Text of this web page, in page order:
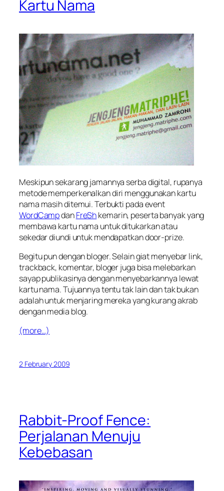
Kartu Nama
Meskipun sekarang jamannya serba digital, rupanya
metode memperkenalkan diri menggunakan kartu
nama masih ditemui. Terbukti pada event
WordCampdanFreShkemarin, peserta banyak yang
membawa kartu nama untuk ditukarkan atau
sekedar diundi untuk mendapatkan door-prize.
Begitu pun dengan bloger. Selain giat menyebar link,
trackback, komentar, bloger juga bisa melebarkan
sayap publikasinya dengan menyebarkannya lewat
kartu nama. Tujuannya tentu tak lain dan tak bukan
adalah untuk menjaring mereka yang kurang akrab
dengan media blog.
(more…)
2 February 2009
Rabbit-Proof Fence:
Perjalanan Menuju
Kebebasan